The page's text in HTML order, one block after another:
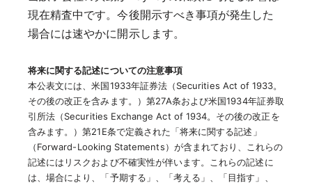
現在精査中です。今後開示すべき事項が発生した
場合には速やかに開示します。
将来に関する記述についての注意事項
本公表文には、米国1933年証券法（Securities Act of 1933。
その後の改正を含みます。）第27A条および米国1934年証券取
引所法（Securities Exchange Act of 1934。その後の改正を
含みます。）第21E条で定義された「将来に関する記述」
（Forward-Looking Statements）が含まれており、これらの
記述にはリスクおよび不確実性が伴います。これらの記述に
は、場合により、「予期する」、「考える」、「目指す」、